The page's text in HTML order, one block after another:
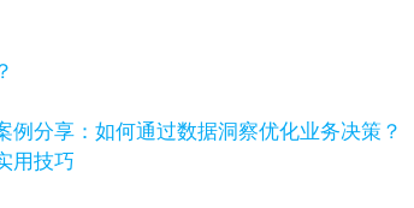
例分享：如何通过数据洞察优化业务决策？
用技巧